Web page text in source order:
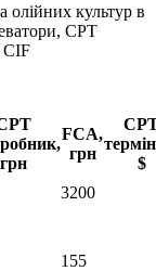
олійних культур в
CPT
CIF
грн
FCA,
грн
$
3200
155